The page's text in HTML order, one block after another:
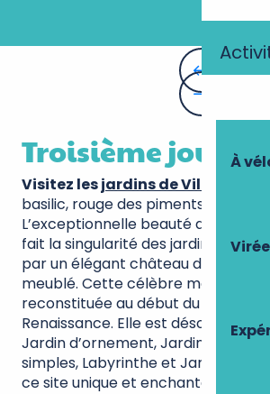
À
Troisième jour
Visitez lesjardins de Villandry
basilic, rouge des piments, bleu des
L’exceptionnelle beauté de son
fait la singularité des jardins de
par un élégant château du XVIe
meublé. Cette célèbre mosaïque
reconstituée au début du XXe
Renaissance. Elle est désormais
Jardin d’ornement, Jardin d’eau,
simples, Labyrinthe et Jardin du
ce site unique et enchanteur.